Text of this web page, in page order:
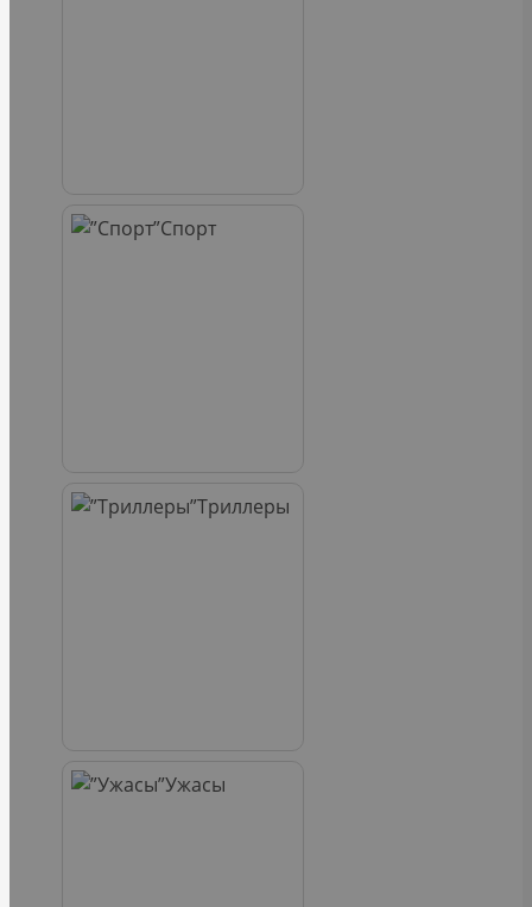
Спорт
Триллеры
Ужасы